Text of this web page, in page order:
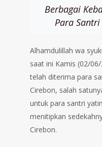
Berbagai
Para
Alhamdulillah wa
saat ini Kamis (02/
telah diterima para
Cirebon, salah
untuk para santri
menitipkan
Cirebon.